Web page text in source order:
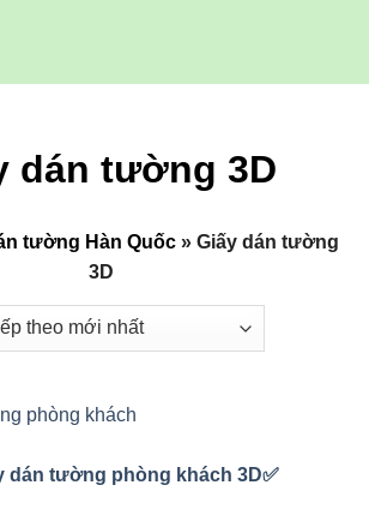
dán tường 3D
tường Hàn Quốc» Giấy dán tường
3D
dán tường phòng khách 3D✅